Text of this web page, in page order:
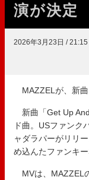
演が決定
2026年3月23日 / 21:15
MAZZELが、新曲
新曲「Get Up
ド曲。USファンク
ャダラパーがリリ
め込んたファンキ
MVは、MAZZEL